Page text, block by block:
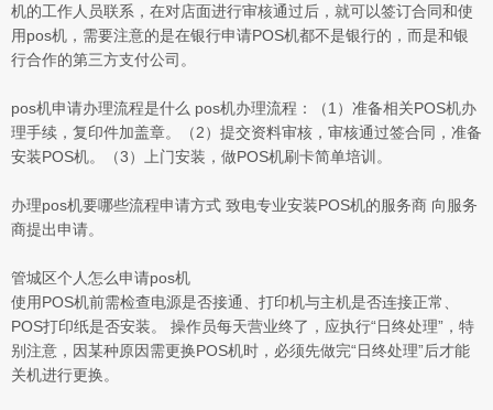
机的工作人员联系，在对店面进行审核通过后，就可以签订合同和使
用pos机，需要注意的是在银行申请POS机都不是银行的，而是和银
行合作的第三方支付公司。
pos机申请办理流程是什么 pos机办理流程：（1）准备相关POS机办
理手续，复印件加盖章。（2）提交资料审核，审核通过签合同，准备
安装POS机。（3）上门安装，做POS机刷卡简单培训。
办理pos机要哪些流程申请方式 致电专业安装POS机的服务商 向服务
商提出申请。
管城区个人怎么申请pos机
使用POS机前需检查电源是否接通、打印机与主机是否连接正常、
POS打印纸是否安装。 操作员每天营业终了，应执行“日终处理”，特
别注意，因某种原因需更换POS机时，必须先做完“日终处理”后才能
关机进行更换。